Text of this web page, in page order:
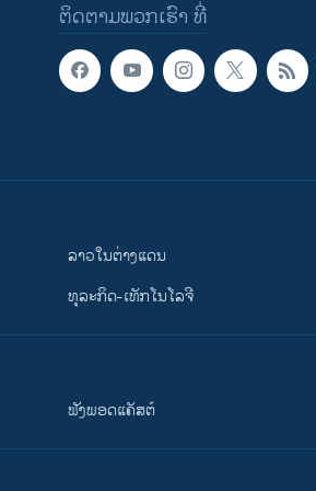
ຕິດຕາມພວກເຮົາ ທີ່
ລາວໃນຕ່າງແດນ
ທຸລະກິດ-ເທັກໂນໂລຈີ
ຟັງພອດແຄັສຕ໌